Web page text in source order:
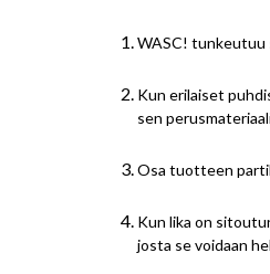
WASC! tunkeutuu
Kun erilaiset
sen
Osa tuotteen
Kun lika on
josta se voidaan